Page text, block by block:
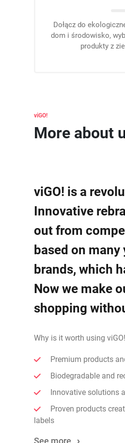
Dołącz do
dom i środowisko,
produkty z
viGO
More about
viGO! is a
Innovative
out from
based on
brands, which
Now we make
shopping
Why is it worth using viGO!
Premium products
Biodegradable and
Innovative solutions
Proven products
labels
See more